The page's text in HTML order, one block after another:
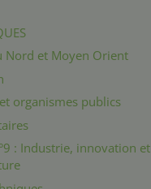
Nord et Moyen Orient
organismes publics
: Industrie, innovation et